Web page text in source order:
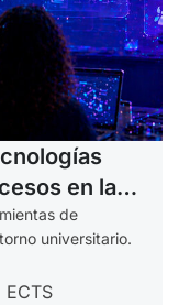
en la
de
universitario.